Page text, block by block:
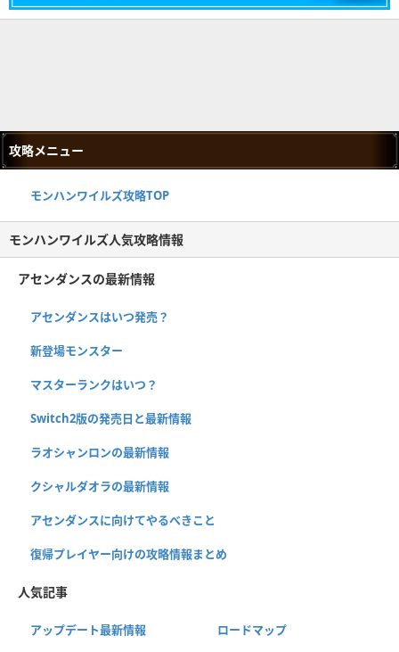
攻略メニュー
モンハンワイルズ攻略TOP
モンハンワイルズ人気攻略情報
アセンダンスの最新情報
アセンダンスはいつ発売？
新登場モンスター
マスターランクはいつ？
Switch2版の発売日と最新情報
ラオシャンロンの最新情報
クシャルダオラの最新情報
アセンダンスに向けてやるべきこと
復帰プレイヤー向けの攻略情報まとめ
人気記事
アップデート最新情報 ロードマップ